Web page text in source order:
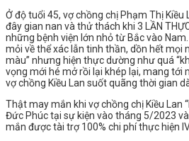
Ở độ tuổi 45, vợ chồng chị Phạm Thị
đây gian nan và thử thách khi 3 LẦN
những bệnh viện lớn nhỏ từ Bắc vào
mỏi về thể xác lẫn tinh thần, dồn hết mọi
màu” nhưng hiện thực dường như quá
vọng mới hé mở rồi lại khép lại, mang tới
vợ chồng Kiều Lan suốt quãng thời gian
Thật may mắn khi vợ chồng chị Kiều Lan
Đức Phúc tại sự kiện vào tháng 5/2023
mắn được tài trợ 100% chi phí thực hiện